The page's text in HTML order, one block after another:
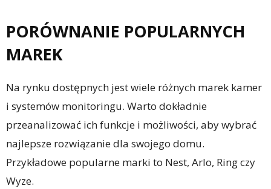
PORÓWNANIE POPULARNYCH
MAREK
Na rynku dostępnych jest wiele różnych marek kamer
i systemów monitoringu. Warto dokładnie
przeanalizować ich funkcje i możliwości, aby wybrać
najlepsze rozwiązanie dla swojego domu.
Przykładowe popularne marki to Nest, Arlo, Ring czy
Wyze.